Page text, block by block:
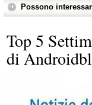
Possono
Top 5
di